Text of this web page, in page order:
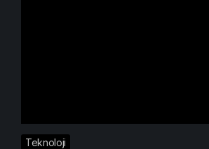
Teknoloji